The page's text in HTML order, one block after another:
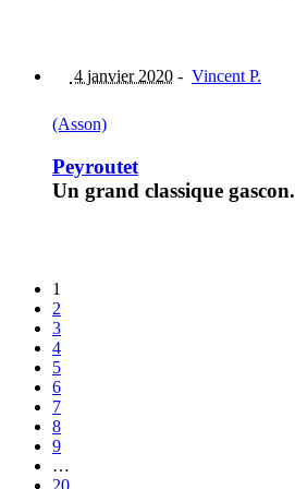
4 janvier 2020 - Vincent P.
(Asson)
Peyroutet
Un grand classique gascon.
1
2
3
4
5
6
7
8
9
…